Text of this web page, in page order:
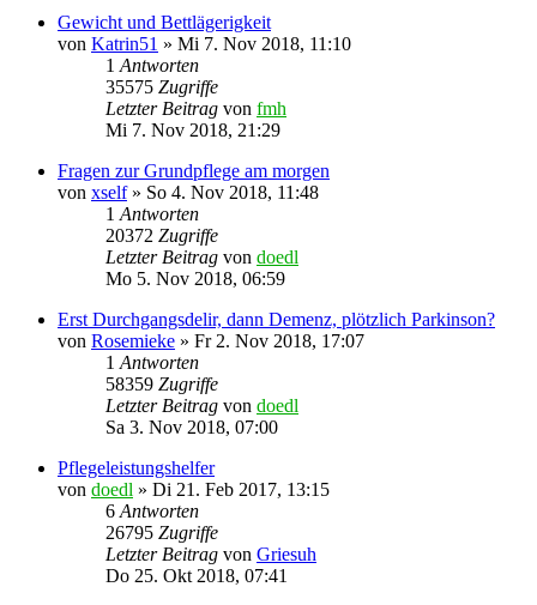
Gewicht und Bettlägerigkeit
von Katrin51 » Mi 7. Nov 2018, 11:10
1 Antworten
35575 Zugriffe
Letzter Beitrag von fmh
Mi 7. Nov 2018, 21:29
Fragen zur Grundpflege am morgen
von xself» So 4. Nov 2018, 11:48
1 Antworten
20372 Zugriffe
Letzter Beitrag von doedl
Mo 5. Nov 2018, 06:59
Erst Durchgangsdelir, dann Demenz, plötzlich Parkinson?
von Rosemieke » Fr 2. Nov 2018, 17:07
1 Antworten
58359 Zugriffe
Letzter Beitrag von doedl
Sa 3. Nov 2018, 07:00
Pflegeleistungshelfer
von doedl » Di 21. Feb 2017, 13:15
6 Antworten
26795 Zugriffe
Letzter Beitrag von Griesuh
Do 25. Okt 2018, 07:41